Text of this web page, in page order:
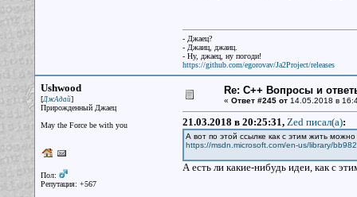
- Джаец?
- Джаиц, джаиц.
- Ну, джаец, ну погоди!
https://github.com/egorovav/Ja2Project/releases
Ushwood
[ДжАдай]
Прирожденный Джаец
May the Force be with you
Пол:
Репутация: +567
Re: С++ Вопросы и
« Ответ #245 от14.05.2018 в
21.03.2018 в 20:25:31, Zed писал(a):
А вот по этой ссылке как с этим жить
https://msdn.microsoft.com/en-us/library/
А есть ли какие-нибудь идеи, как с